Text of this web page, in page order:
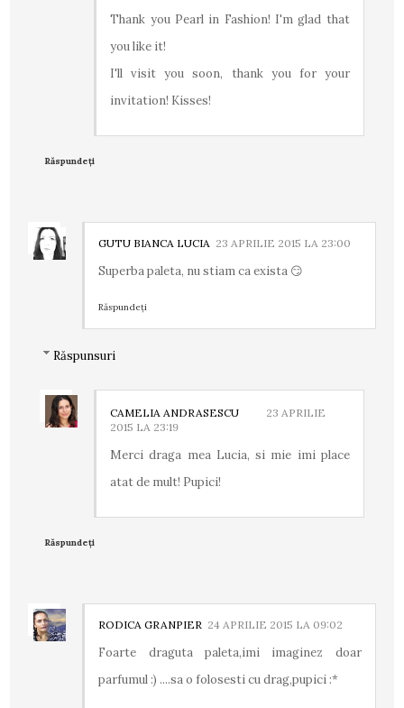
Thank you Pearl in Fashion! I'm glad that
you like it!
I'll visit you soon, thank you for your
invitation! Kisses!
Răspundeți
GUTU BIANCA LUCIA 23 APRILIE 2015 LA 23:00
Superba paleta, nu stiam ca exista 😏
Răspundeți
Răspunsuri
CAMELIA ANDRASESCU
23 APRILIE
2015 LA 23:19
Merci draga mea Lucia, si mie imi place
atat de mult! Pupici!
Răspundeți
RODICA GRANPIER 24 APRILIE 2015 LA 09:02
Foarte draguta paleta,imi imaginez doar
parfumul :) ....sa o folosesti cu drag,pupici :*